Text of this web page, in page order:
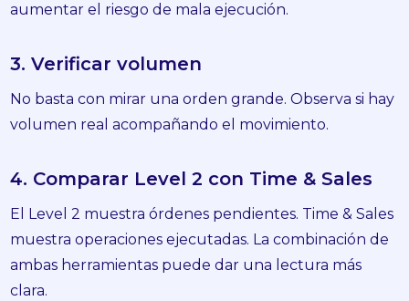
aumentar el riesgo de mala ejecución.
3. Verificar volumen
No basta con mirar una orden grande. Observa si hay
volumen real acompañando el movimiento.
4. Comparar Level 2 con Time & Sales
El Level 2 muestra órdenes pendientes. Time & Sales
muestra operaciones ejecutadas. La combinación de
ambas herramientas puede dar una lectura más
clara.